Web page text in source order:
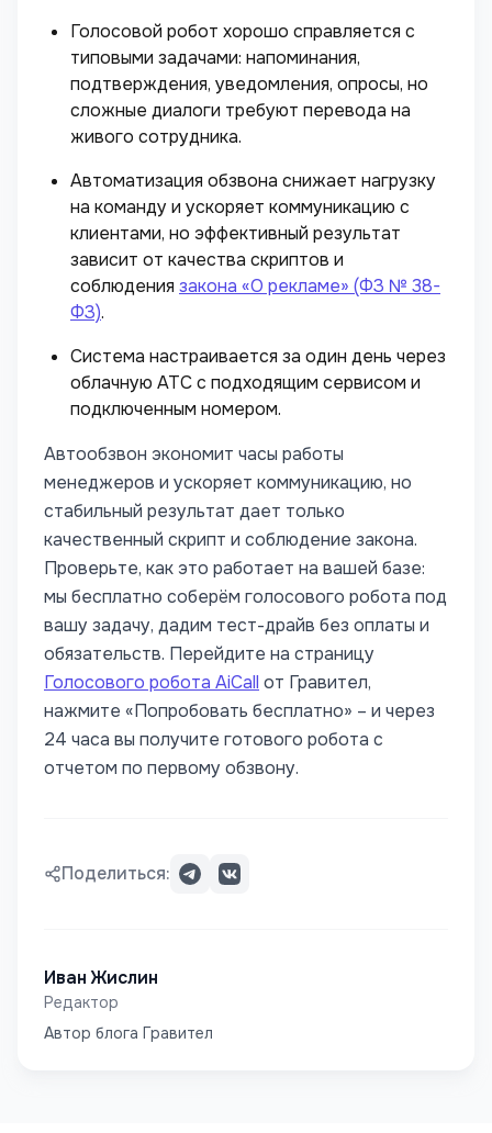
Голосовой робот хорошо справляется с
типовыми задачами: напоминания,
подтверждения, уведомления, опросы, но
сложные диалоги требуют перевода на
живого сотрудника.
Автоматизация обзвона снижает нагрузку
на команду и ускоряет коммуникацию с
клиентами, но эффективный результат
зависит от качества скриптов и
соблюдения закона «О рекламе» (ФЗ № 38-
ФЗ).
Система настраивается за один день через
облачную АТС с подходящим сервисом и
подключенным номером.
Автообзвон экономит часы работы
менеджеров и ускоряет коммуникацию, но
стабильный результат дает только
качественный скрипт и соблюдение закона.
Проверьте, как это работает на вашей базе:
мы бесплатно соберём голосового робота под
вашу задачу, дадим тест-драйв без оплаты и
обязательств. Перейдите на страницу
Голосового робота AiCall от Гравител,
нажмите «Попробовать бесплатно» – и через
24 часа вы получите готового робота с
отчетом по первому обзвону.
Поделиться:
Иван Жислин
Редактор
Автор блога Гравител